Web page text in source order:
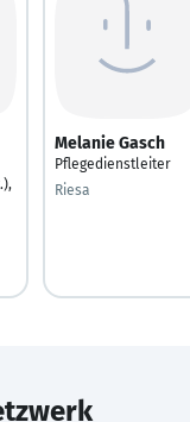
Melanie Gasch
Pflegedienstleiter
Riesa